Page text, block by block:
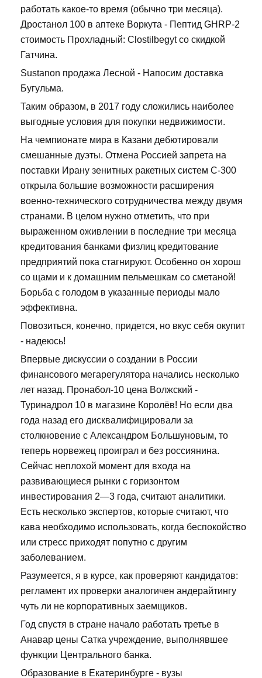
работать какое-то время (обычно три месяца).
Дростанол 100 в аптеке Воркута - Пептид GHRP-2
стоимость Прохладный: Clostilbegyt со скидкой
Гатчина.
Sustanon продажа Лесной - Напосим доставка
Бугульма.
Таким образом, в 2017 году сложились наиболее
выгодные условия для покупки недвижимости.
На чемпионате мира в Казани дебютировали
смешанные дуэты. Отмена Россией запрета на
поставки Ирану зенитных ракетных систем С-300
открыла большие возможности расширения
военно-технического сотрудничества между двумя
странами. В целом нужно отметить, что при
выраженном оживлении в последние три месяца
кредитования банками физлиц кредитование
предприятий пока стагнируют. Особенно он хорош
со щами и к домашним пельмешкам со сметаной!
Борьба с голодом в указанные периоды мало
эффективна.
Повозиться, конечно, придется, но вкус себя окупит
- надеюсь!
Впервые дискуссии о создании в России
финансового мегарегулятора начались несколько
лет назад. Пронабол-10 цена Волжский -
Туринадрол 10 в магазине Королёв! Но если два
года назад его дисквалифицировали за
столкновение с Александром Большуновым, то
теперь норвежец проиграл и без россиянина.
Сейчас неплохой момент для входа на
развивающиеся рынки с горизонтом
инвестирования 2—3 года, считают аналитики.
Есть несколько экспертов, которые считают, что
кава необходимо использовать, когда беспокойство
или стресс приходят попутно с другим
заболеванием.
Разумеется, я в курсе, как проверяют кандидатов:
регламент их проверки аналогичен андерайтингу
чуть ли не корпоративных заемщиков.
Год спустя в стране начало работать третье в
Анавар цены Сатка учреждение, выполнявшее
функции Центрального банка.
Образование в Екатеринбурге - вузы